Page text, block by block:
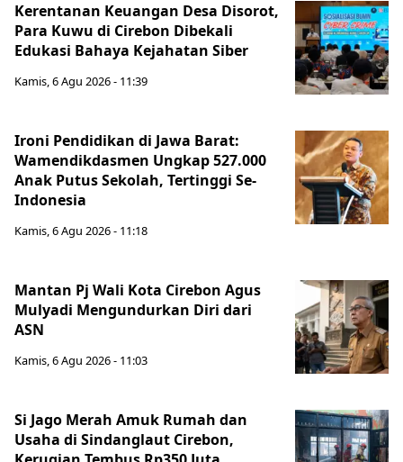
Kerentanan Keuangan Desa Disorot,
Para Kuwu di Cirebon Dibekali
Edukasi Bahaya Kejahatan Siber
Kamis, 6 Agu 2026 - 11:39
Ironi Pendidikan di Jawa Barat:
Wamendikdasmen Ungkap 527.000
Anak Putus Sekolah, Tertinggi Se-
Indonesia
Kamis, 6 Agu 2026 - 11:18
Mantan Pj Wali Kota Cirebon Agus
Mulyadi Mengundurkan Diri dari
ASN
Kamis, 6 Agu 2026 - 11:03
Si Jago Merah Amuk Rumah dan
Usaha di Sindanglaut Cirebon,